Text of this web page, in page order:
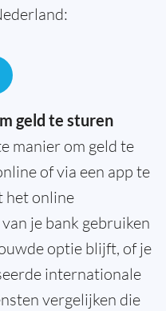
geld te sturen
manier om geld te
of via een app te
het online
je bank gebruiken
optie blijft, of je
internationale
vergelijken die